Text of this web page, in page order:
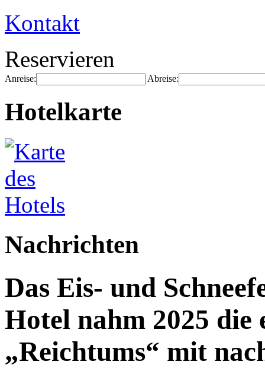
Kontakt
Reservieren
Anreise: Abreise:
Hotelkarte
Nachrichten
Das Eis- und
Hotel nahm 2025 die
„Reichtums“ mit